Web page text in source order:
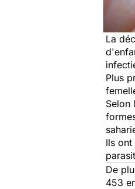
La
Plus
Selon
Ils
De
453